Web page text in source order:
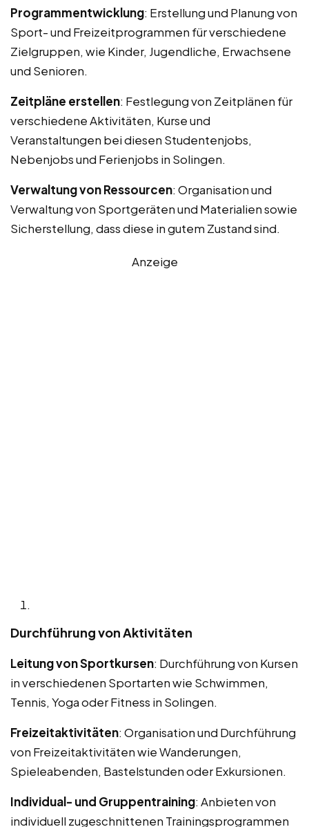
Programmentwicklung: Erstellung und Planung von
Sport- und Freizeitprogrammen für verschiedene
Zielgruppen, wie Kinder, Jugendliche, Erwachsene
und Senioren.
Zeitpläne erstellen: Festlegung von Zeitplänen für
verschiedene Aktivitäten, Kurse und
Veranstaltungen bei diesen Studentenjobs,
Nebenjobs und Ferienjobs in Solingen.
Verwaltung von Ressourcen: Organisation und
Verwaltung von Sportgeräten und Materialien sowie
Sicherstellung, dass diese in gutem Zustand sind.
Anzeige
Durchführung von Aktivitäten
Leitung von Sportkursen: Durchführung von Kursen
in verschiedenen Sportarten wie Schwimmen,
Tennis, Yoga oder Fitness in Solingen.
Freizeitaktivitäten: Organisation und Durchführung
von Freizeitaktivitäten wie Wanderungen,
Spieleabenden, Bastelstunden oder Exkursionen.
Individual- und Gruppentraining: Anbieten von
individuell zugeschnittenen Trainingsprogrammen